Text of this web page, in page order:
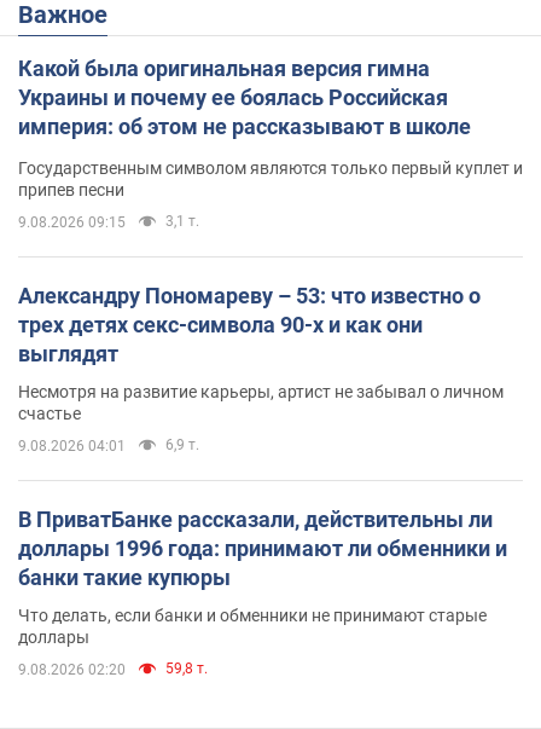
Важное
Какой была оригинальная версия гимна
Украины и почему ее боялась Российская
империя: об этом не рассказывают в школе
Государственным символом являются только первый куплет и
припев песни
9.08.2026 09:15 3,1 т.
Александру Пономареву – 53: что известно о
трех детях секс-символа 90-х и как они
выглядят
Несмотря на развитие карьеры, артист не забывал о личном
счастье
9.08.2026 04:01 6,9 т.
В ПриватБанке рассказали, действительны ли
доллары 1996 года: принимают ли обменники и
банки такие купюры
Что делать, если банки и обменники не принимают старые
доллары
9.08.2026 02:20 59,8 т.